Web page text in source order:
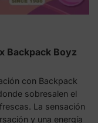
Backpack Boyz
con Backpack
sobresalen el
La sensación
y una energía